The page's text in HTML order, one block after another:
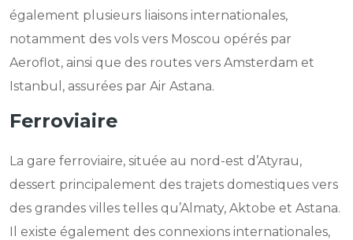
également plusieurs liaisons internationales,
notamment des vols vers Moscou opérés par
Aeroflot, ainsi que des routes vers Amsterdam et
Istanbul, assurées par Air Astana.
Ferroviaire
La gare ferroviaire, située au nord-est d’Atyrau,
dessert principalement des trajets domestiques vers
des grandes villes telles qu’Almaty, Aktobe et Astana.
Il existe également des connexions internationales,